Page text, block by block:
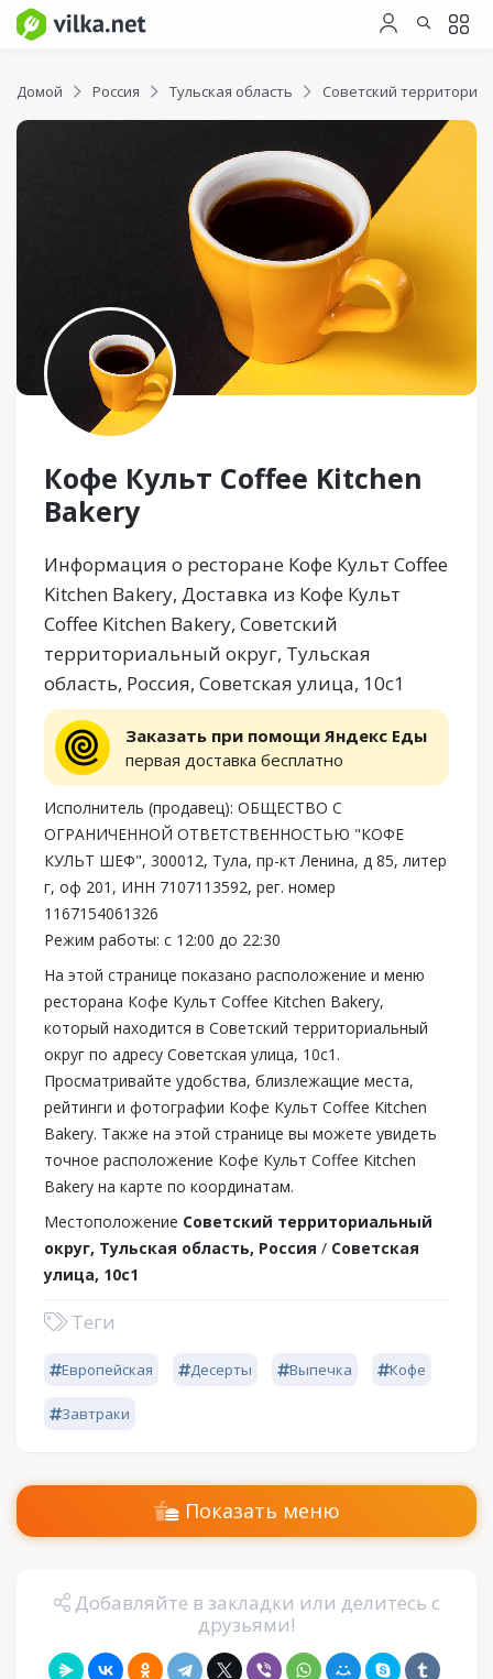
Домой Россия Тульская область Советский
Кофе Культ Coffee Kitchen
Bakery
Информация о ресторане Кофе Культ Coffee
Kitchen Bakery, Доставка из Кофе Культ
Coffee Kitchen Bakery, Советский
территориальный округ, Тульская
область, Россия, Советская улица, 10с1
Заказать при помощи Яндекс Еды
первая доставка бесплатно
Исполнитель (продавец): ОБЩЕСТВО С
ОГРАНИЧЕННОЙ ОТВЕТСТВЕННОСТЬЮ "КОФЕ
КУЛЬТ ШЕФ", 300012, Тула, пр-кт Ленина, д 85, литер
г, оф 201, ИНН 7107113592, рег. номер
1167154061326
Режим работы: с 12:00 до 22:30
На этой странице показано расположение и меню
ресторана Кофе Культ Coffee Kitchen Bakery,
который находится в Советский территориальный
округ по адресу Советская улица, 10с1.
Просматривайте удобства, близлежащие места,
рейтинги и фотографии Кофе Культ Coffee Kitchen
Bakery. Также на этой странице вы можете увидеть
точное расположение Кофе Культ Coffee Kitchen
Bakery на карте по координатам.
Местоположение Советский территориальный
округ, Тульская область, Россия / Советская
улица, 10с1
Теги
Европейская Десерты Выпечка Кофе
Завтраки
Показать меню
Добавляйте в закладки или делитесь с
друзьями!